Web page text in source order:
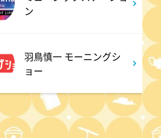
バズマンTV
深夜 1:45
ラブ!!Jリーグ
ン
羽鳥慎一 モーニングシ
ョー